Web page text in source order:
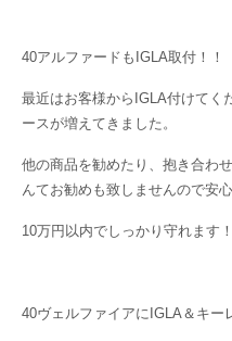
40アルファードもIGLA取付！！
最近はお客様からIGLA付けてく
ースが増えてきました。
他の商品を勧めたり、抱き合わ
んてお勧めも致しませんので安
10万円以内でしっかり守れます！
40ヴェルファイアにIGLA＆キー